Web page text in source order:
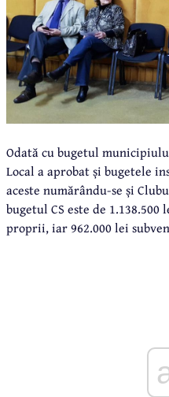
Odată cu bugetul
Local a aprobat și bugetele
aceste numărându-se și
bugetul CS este de
proprii, iar 962.000 lei